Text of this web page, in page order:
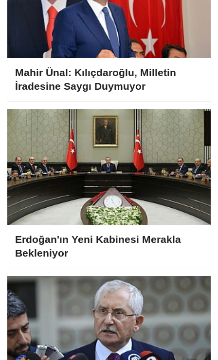
Mahir Ünal: Kılıçdaroğlu, Milletin
İradesine Saygı Duymuyor
Erdoğan'ın Yeni Kabinesi Merakla
Bekleniyor